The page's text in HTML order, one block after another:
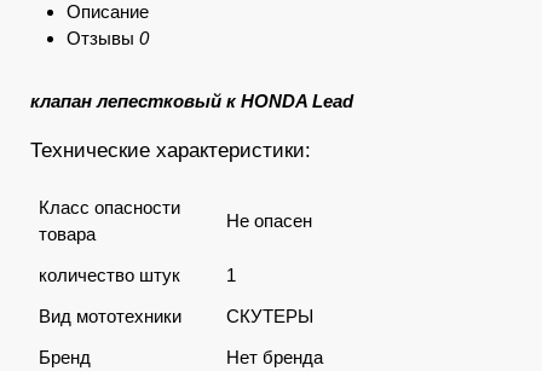
Описание
Отзывы 0
клапан лепестковый к HONDA Lead
Технические характеристики:
Класс опасности
товара
Не опасен
количество штук
1
Вид мототехники
СКУТЕРЫ
Бренд
Нет бренда